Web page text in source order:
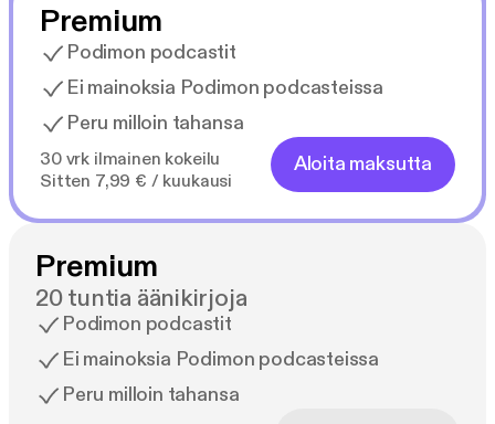
Premium
Podimon podcastit
Ei mainoksia Podimon podcasteissa
Peru milloin tahansa
30 vrk ilmainen kokeilu
Sitten 7,99 € / kuukausi
Aloita maksutta
Premium
20 tuntia äänikirjoja
Podimon podcastit
Ei mainoksia Podimon podcasteissa
Peru milloin tahansa